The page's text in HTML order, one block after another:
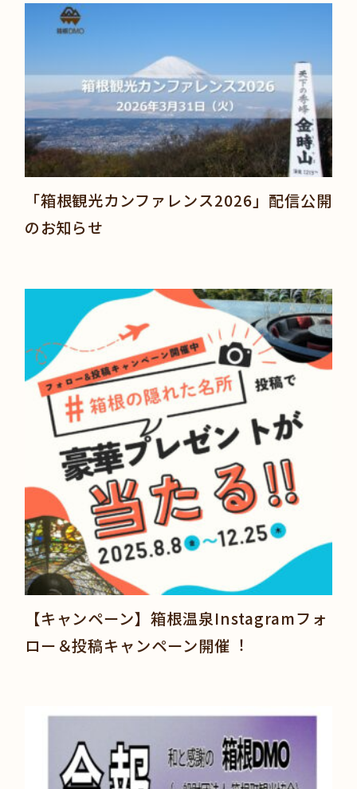
「箱根観光カンファレンス2026」配信公開
のお知らせ
【キャンペーン】箱根温泉Instagramフォ
ロー＆投稿キャンペーン開催︕